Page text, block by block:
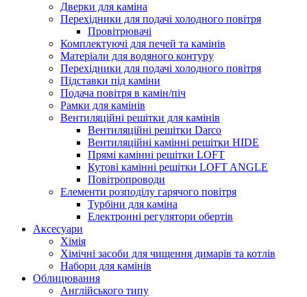
Дверки для каміна
Перехідники для подачі холодного повітря
Провітрювачі
Комплектуючі для печей та камінів
Матеріали для водяного контуру
Перехідники для подачі холодного повітря
Підставки під каміни
Подача повітря в камін/піч
Рамки для камінів
Вентиляційні решітки для камінів
Вентиляційні решітки Darco
Вентиляційні камінні решітки HIDE
Прямі камінні решітки LOFT
Кутові камінні решітки LOFT ANGLE
Повітропроводи
Елементи розподілу гарячого повітря
Турбіни для каміна
Електронні регулятори обертів
Аксесуари
Хімія
Хімічні засоби для чищення димарів та котлів
Набори для камінів
Облицювання
Англійського типу